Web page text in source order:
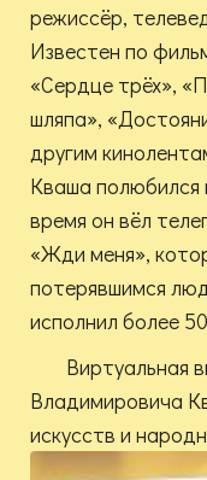
режиссёр,
Известен по
«Сердце трёх»,
шляпа»,
другим
Кваша полюбился
время он вёл
«Жди меня»,
потерявшимся
исполнил более
Виртуальная
Владимировича
искусств и